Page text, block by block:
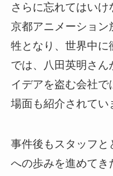
さらに忘れてはい
京都アニメーション
牲となり、世界中に
では、八田英明さ
イデアを盗む会社
場面も紹介されてい
事件後もスタッフと
への歩みを進めてき